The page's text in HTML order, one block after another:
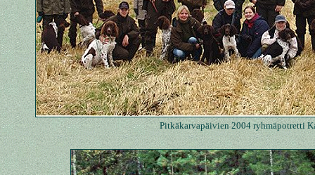
Pitkäkarvapäivien 2004 ryhmäpotretti